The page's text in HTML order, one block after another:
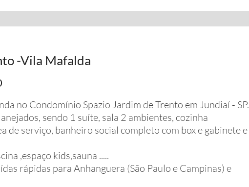
-Vila Mafalda
no Condomínio Spazio Jardim de Trento em Jundiaí - SP.
sendo 1 suíte, sala 2 ambientes, cozinha
de serviço, banheiro social completo com box e gabinete e
,espaço kids,sauna .....
rápidas para Anhanguera (São Paulo e Campinas) e